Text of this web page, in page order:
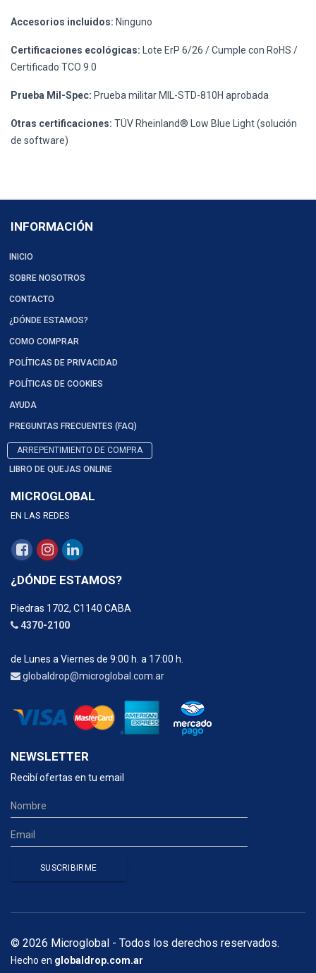
Accesorios incluidos: Ninguno
Certificaciones ecológicas: Lote ErP 6/26 / Cumple con RoHS /
Certificado TCO 9.0
Prueba Mil-Spec: Prueba militar MIL-STD-810H aprobada
Otras certificaciones: TÜV Rheinland® Low Blue Light (solución
de software)
INFORMACIÓN
INICIO
SOBRE NOSOTROS
CONTACTO
¿DÓNDE ESTAMOS?
COMO COMPRAR
POLÍTICAS DE PRIVACIDAD
POLÍTICAS DE COOKIES
AYUDA
PREGUNTAS FRECUENTES (FAQ)
ARREPENTIMIENTO DE COMPRA
LIBRO DE QUEJAS ONLINE
MICROGLOBAL
EN LAS REDES
¿DÓNDE ESTAMOS?
Piedras 1702, C1140 CABA
4370-2100
de Lunes a Viernes de 9:00 h. a 17:00 h.
globaldrop@microglobal.com.ar
NEWSLETTER
Recibí ofertas en tu email
© 2026 Microglobal - Todos los derechos reservados.
Hecho en globaldrop.com.ar